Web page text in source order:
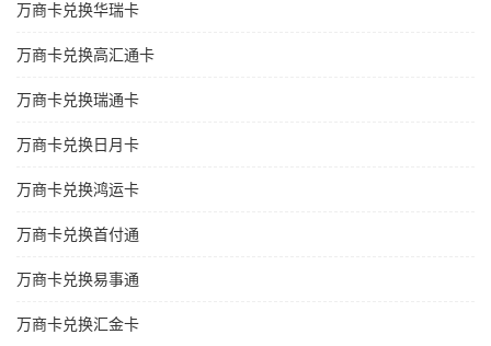
万商卡兑换华瑞卡
万商卡兑换高汇通卡
万商卡兑换瑞通卡
万商卡兑换日月卡
万商卡兑换鸿运卡
万商卡兑换首付通
万商卡兑换易事通
万商卡兑换汇金卡